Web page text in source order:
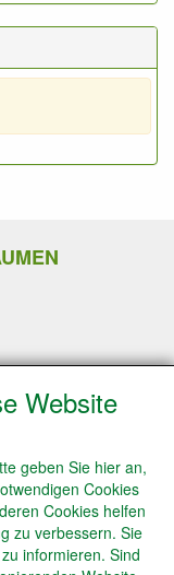
Website
geben Sie hier an,
Cookies
Cookies helfen
zu verbessern. Sie
informieren. Sind